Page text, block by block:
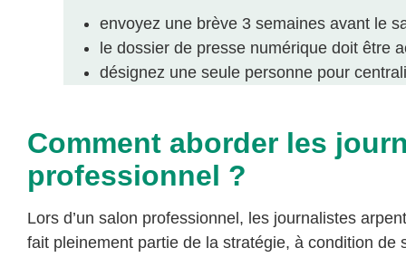
envoyez une brève 3 semaines avant le
le dossier de presse numérique doit être
désignez une seule personne pour
Comment aborder les
professionnel ?
Lors d’un salon professionnel, les journalistes
fait pleinement partie de la stratégie, à condition de